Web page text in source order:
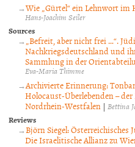
Wie „Gürtel“ ein Lehnwort im
Hans-Joachim Seiler
Sources
„Befreit, aber nicht frei …“.
Nachkriegsdeutschland und
Sammlung in der
Eva-Maria Thimme
Archivierte Erinnerung:
Holocaust-Überlebenden –
Nordrhein-Westfalen | Bettina
Reviews
Björn Siegel:
Die Israelitische Allianz zu